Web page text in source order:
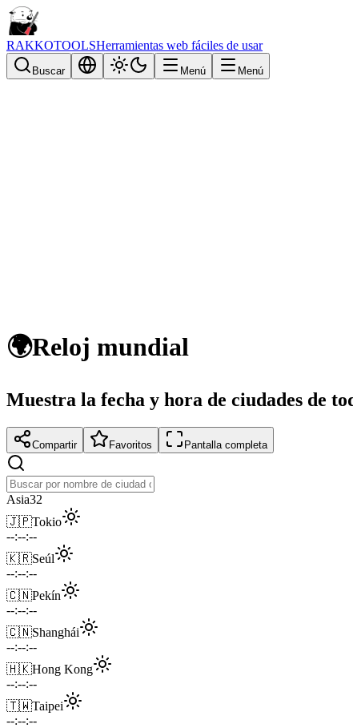
RAKKOTOOLSHerramientas web fáciles de usar
Buscar Menú Menú
🌍Reloj mundial
Muestra la fecha y hora de ciudades de
Compartir Favoritos Pantalla completa
Asia32
🇯🇵Tokio
--:--:--
🇰🇷Seúl
--:--:--
🇨🇳Pekín
--:--:--
🇨🇳Shanghái
--:--:--
🇭🇰Hong Kong
--:--:--
🇹🇼Taipei
--:--:--